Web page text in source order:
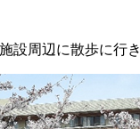
設周辺に散歩に行き